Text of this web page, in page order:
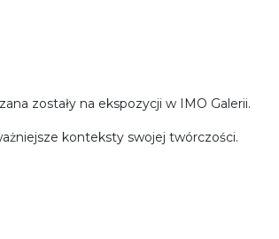
zostały na ekspozycji w IMO Galerii.
konteksty swojej twórczości.